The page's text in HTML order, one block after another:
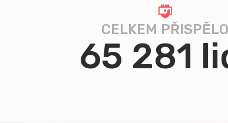
CELKEM PŘISPĚLO
65 281